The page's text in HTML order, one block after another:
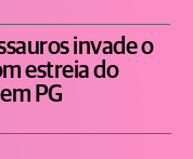
invade o
estreia do
PG